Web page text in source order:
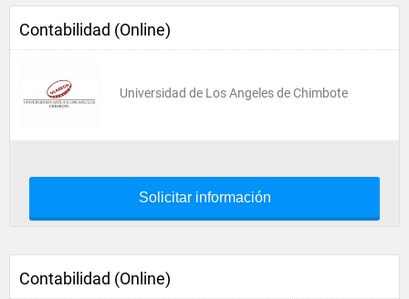
Contabilidad (Online)
Universidad de Los Angeles de Chimbote
Solicitar información
Contabilidad (Online)